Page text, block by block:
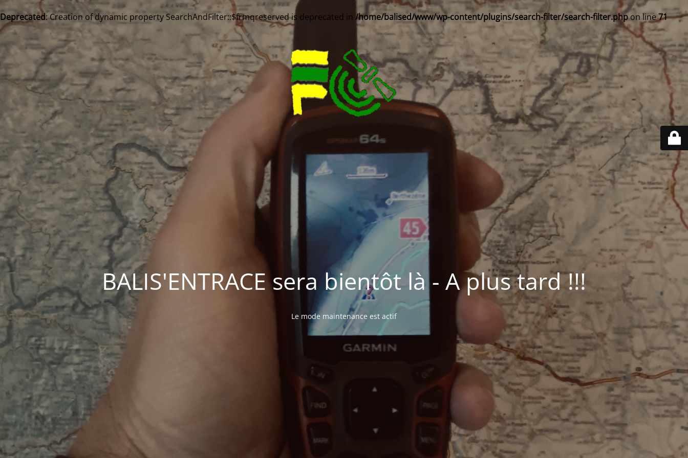
Deprecated: Creation of dynamic property SearchAndFilter::$frmqreserved is deprecated in /home/balised/www/wp-content/plugins/search-filter/search-filter.phpon line71
BALIS'ENTRACE sera bientôt là - A plus tard !!!
Le mode maintenance est actif